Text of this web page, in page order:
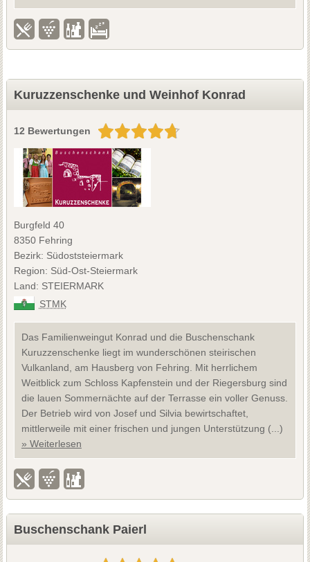
Kuruzzenschenke und Weinhof Konrad
12 Bewertungen
Burgfeld 40
8350 Fehring
Bezirk: Südoststeiermark
Region: Süd-Ost-Steiermark
Land: STEIERMARK
STMK
Das Familienweingut Konrad und die Buschenschank
Kuruzzenschenke liegt im wunderschönen steirischen
Vulkanland, am Hausberg von Fehring. Mit herrlichem
Weitblick zum Schloss Kapfenstein und der Riegersburg sind
die lauen Sommernächte auf der Terrasse ein voller Genuss.
Der Betrieb wird von Josef und Silvia bewirtschaftet,
mittlerweile mit einer frischen und jungen Unterstützung (...)
» Weiterlesen
Buschenschank Paierl